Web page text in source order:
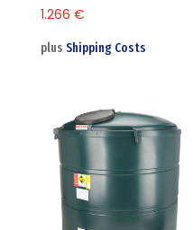
1.266 €
plus Shipping Costs